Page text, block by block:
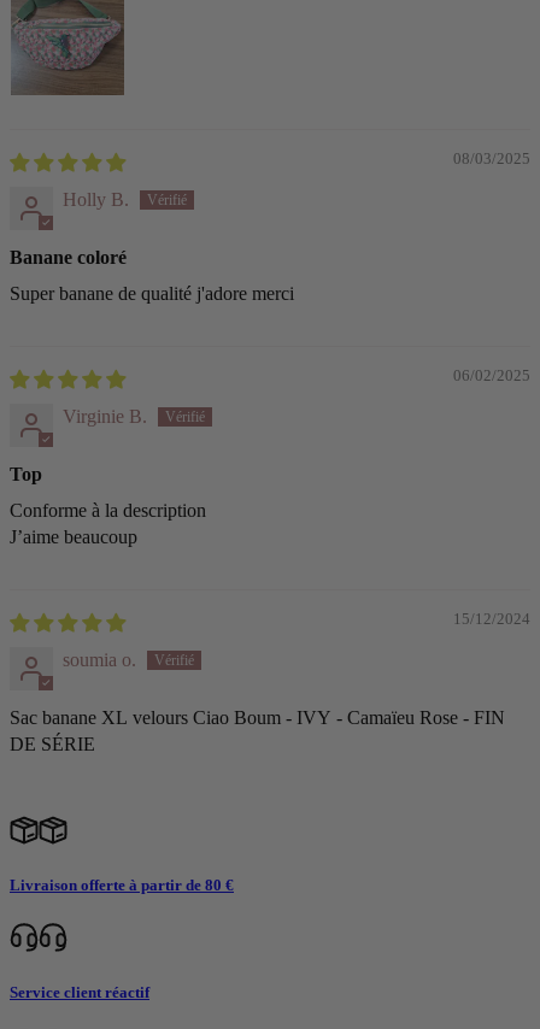
08/03/2025
Holly B.
Banane coloré
Super banane de qualité j'adore merci
06/02/2025
Virginie B.
Top
Conforme à la description
J’aime beaucoup
15/12/2024
soumia o.
Sac banane XL velours Ciao Boum - IVY - Camaïeu Rose - FIN
DE SÉRIE
Livraison offerte à partir de 80 €
Service client réactif